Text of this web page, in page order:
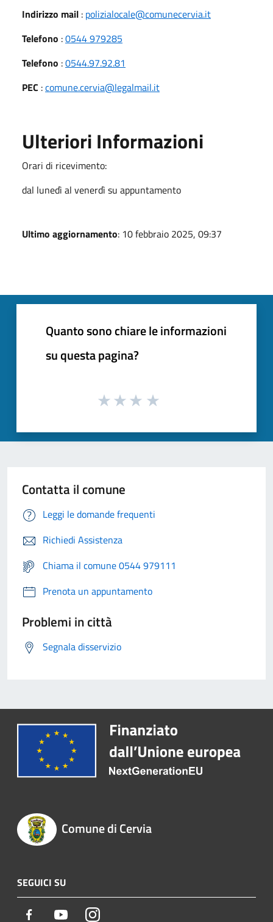
Indirizzo mail : polizialocale@comunecervia.it
Telefono :0544 979285
Telefono :0544.97.92.81
PEC :comune.cervia@legalmail.it
Ulteriori Informazioni
Orari di ricevimento:
dal lunedì al venerdì su appuntamento
Ultimo aggiornamento: 10 febbraio 2025, 09:37
Quanto sono chiare le informazioni
su questa pagina?
Contatta il comune
Leggi le domande frequenti
Richiedi Assistenza
Chiama il comune 0544 979111
Prenota un appuntamento
Problemi in città
Segnala disservizio
Comune di Cervia
SEGUICI SU
Facebook YoutubeInstagram